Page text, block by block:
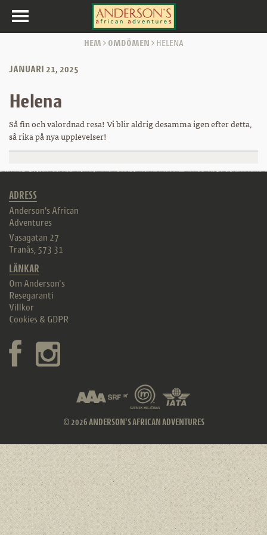
Toggle
navigation
HEM OMDÖMEN HELENA
JANUARI 21, 2025
Helena
Så fin och välordnad resa! Vi blir aldrig desamma igen efter detta,
så rika på nya upplevelser!
ADRESS
Anderson's African
Adventures
Vasagatan 27
Tranås 573 31
LÄNKAR
Om Anderson’s
Resegaranti
Villkor
Cookies & GDPR
© 2026 ANDERSON'S AFRICAN ADVENTURES